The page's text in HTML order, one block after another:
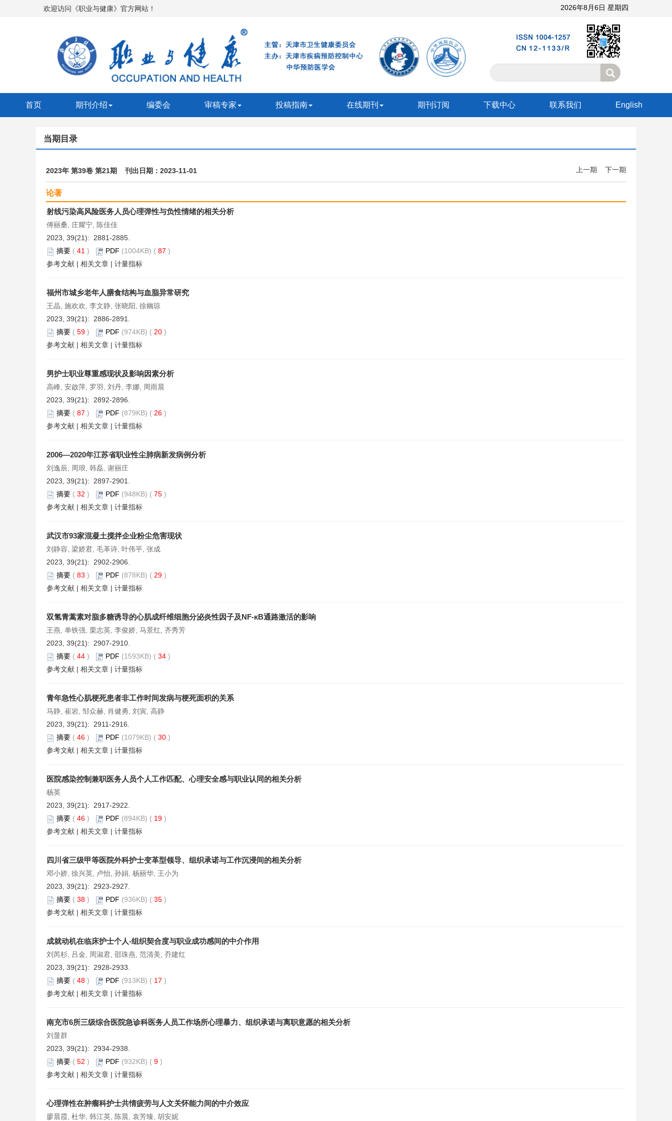
欢迎访问《职业与健康》官方网站！ 2026年8月6日 星期四
首页 期刊介绍 编委会 审稿专家 投稿指南 在线期刊 期刊订阅 下载中心 联系我们 English
当期目录
2023年 第39卷 第21期 刊出日期：2023-11-01 上一期 下一期
论著
射线污染高风险医务人员心理弹性与负性情绪的相关分析
傅丽桑, 庄耀宁, 陈佳佳
2023, 39(21): 2881-2885.
摘要 ( 41 ) PDF (1004KB) ( 87 )
参考文献 | 相关文章 | 计量指标
福州市城乡老年人膳食结构与血脂异常研究
王晶, 施欢欢, 李文静, 张晓阳, 徐幽琼
2023, 39(21): 2886-2891.
摘要 ( 59 ) PDF (974KB) ( 20 )
参考文献 | 相关文章 | 计量指标
男护士职业尊重感现状及影响因素分析
高峰, 安啟萍, 罗羽, 刘丹, 李娜, 周雨晨
2023, 39(21): 2892-2896.
摘要 ( 87 ) PDF (879KB) ( 26 )
参考文献 | 相关文章 | 计量指标
2006—2020年江苏省职业性尘肺病新发病例分析
刘逸辰, 周琅, 韩磊, 谢丽庄
2023, 39(21): 2897-2901.
摘要 ( 32 ) PDF (948KB) ( 75 )
参考文献 | 相关文章 | 计量指标
武汉市93家混凝土搅拌企业粉尘危害现状
刘静容, 梁娇君, 毛革诗, 叶伟平, 张成
2023, 39(21): 2902-2906.
摘要 ( 83 ) PDF (878KB) ( 29 )
参考文献 | 相关文章 | 计量指标
双氢青蒿素对脂多糖诱导的心肌成纤维细胞分泌炎性因子及NF-κB通路激活的影响
王燕, 单铁强, 栗志英, 李俊娇, 马景红, 齐秀芳
2023, 39(21): 2907-2910.
摘要 ( 44 ) PDF (1593KB) ( 34 )
参考文献 | 相关文章 | 计量指标
青年急性心肌梗死患者非工作时间发病与梗死面积的关系
马静, 崔岩, 邹众赫, 肖健勇, 刘寅, 高静
2023, 39(21): 2911-2916.
摘要 ( 46 ) PDF (1079KB) ( 30 )
参考文献 | 相关文章 | 计量指标
医院感染控制兼职医务人员个人工作匹配、心理安全感与职业认同的相关分析
杨英
2023, 39(21): 2917-2922.
摘要 ( 46 ) PDF (894KB) ( 19 )
参考文献 | 相关文章 | 计量指标
四川省三级甲等医院外科护士变革型领导、组织承诺与工作沉浸间的相关分析
邓小娇, 徐兴英, 卢怡, 孙娟, 杨丽华, 王小为
2023, 39(21): 2923-2927.
摘要 ( 38 ) PDF (936KB) ( 35 )
参考文献 | 相关文章 | 计量指标
成就动机在临床护士个人-组织契合度与职业成功感间的中介作用
刘芮杉, 吕金, 周淑君, 邵珠燕, 范清美, 乔建红
2023, 39(21): 2928-2933.
摘要 ( 48 ) PDF (913KB) ( 17 )
参考文献 | 相关文章 | 计量指标
南充市6所三级综合医院急诊科医务人员工作场所心理暴力、组织承诺与离职意愿的相关分析
刘显群
2023, 39(21): 2934-2938.
摘要 ( 52 ) PDF (932KB) ( 9 )
参考文献 | 相关文章 | 计量指标
心理弹性在肿瘤科护士共情疲劳与人文关怀能力间的中介效应
廖晨霞, 杜华, 韩江英, 陈晨, 袁芳臻, 胡安妮